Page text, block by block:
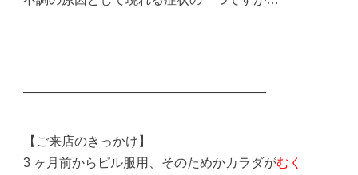
———————————————————
【ご来店のきっかけ】
3 ヶ月前からピル服用、そのためかカラダがむく